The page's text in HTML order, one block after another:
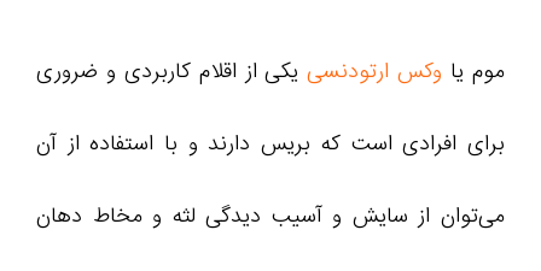
موم یا وکس ارتودنسییکی از اقلام کاربردی و ضروری
برای افرادی است که بریس دارند و با استفاده از آن
می‌توان از سایش و آسیب‌ دیدگی لثه و مخاط دهان